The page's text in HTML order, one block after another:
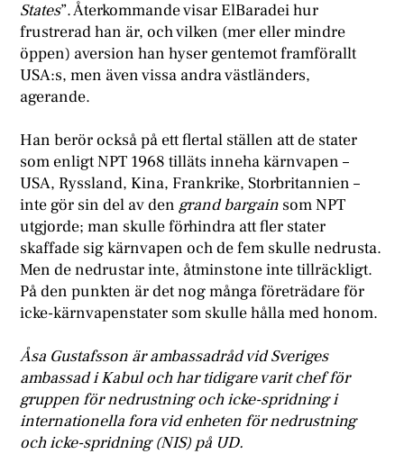
States”. Återkommande visar ElBaradei hur
frustrerad han är, och vilken (mer eller mindre
öppen) aversion han hyser gentemot framförallt
USA:s, men även vissa andra västländers,
agerande.
Han berör också på ett flertal ställen att de stater
som enligt NPT 1968 tilläts inneha kärnvapen –
USA, Ryssland, Kina, Frankrike, Storbritannien –
inte gör sin del av dengrand bargain som NPT
utgjorde; man skulle förhindra att fler stater
skaffade sig kärnvapen och de fem skulle nedrusta.
Men de nedrustar inte, åtminstone inte tillräckligt.
På den punkten är det nog många företrädare för
icke-kärnvapenstater som skulle hålla med honom.
Åsa Gustafsson är ambassadråd vid Sveriges
ambassad i Kabul och har tidigare varit chef för
gruppen för nedrustning och icke-spridning i
internationella fora vid enheten för nedrustning
och icke-spridning (NIS) på UD.